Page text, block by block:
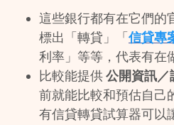
這些銀行都有在它們的
標出「轉貸」「 信貸專
利率」等等，代表有在
比較能提供 公開資訊／
前就能比較和預估自己
有信貸轉貸試算器可以